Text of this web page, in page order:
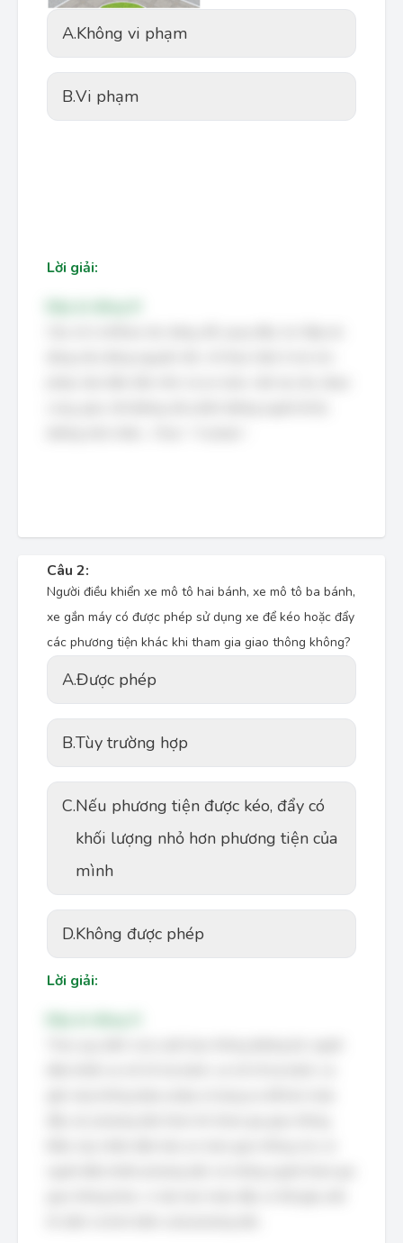
A.Không vi phạm
B.Vi phạm
Lời giải:
Câu 2:
Người điều khiển xe mô tô hai bánh, xe mô tô ba bánh,
xe gắn máy có được phép sử dụng xe để kéo hoặc đẩy
các phương tiện khác khi tham gia giao thông không?
A.Được phép
B.Tùy trường hợp
C.Nếu phương tiện được kéo, đẩy có
khối lượng nhỏ hơn phương tiện của
mình
D.Không được phép
Lời giải: